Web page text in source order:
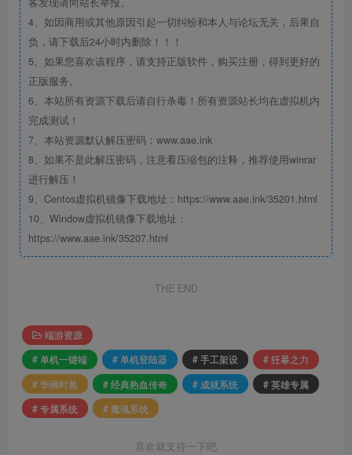
4、如因商用或其他原因引起一切纠纷和本人与论坛无关，后果自
负，请下载后24小时内删除！！！
5、如果您喜欢该程序，请支持正版软件，购买注册，得到更好的
正版服务。
6、本站所有资源下载后请自行杀毒！所有资源站长均在虚拟机内
完成测试！
7、本站资源默认解压密码：www.aae.ink
8、如果不是此解压密码，注意看压缩包的注释，推荐使用winrar
进行解压！
9、Centos虚拟机镜像下载地址：https://www.aae.ink/35201.html
10、Window虚拟机镜像下载地址：
https://www.aae.ink/35207.html
THE END
端游资源
# 单机一键端
# 单机登陆器 # 手工架设
# 狂暴之力
# 华丽时装
# 经典热血传奇 # 成就系统
# 英雄专属
# 专属系统
# 魔魂系统
喜欢就支持一下吧